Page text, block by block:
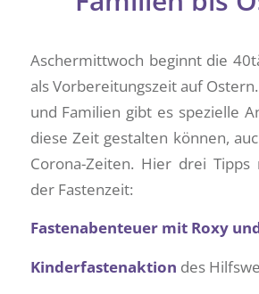
Aschermittwoch beginnt die
als Vorbereitungszeit auf
und Familien gibt es spezielle
diese Zeit gestalten können,
Corona-Zeiten. Hier drei
der Fastenzeit:
Fastenabenteuer mit Roxy
Kinderfastenaktion des